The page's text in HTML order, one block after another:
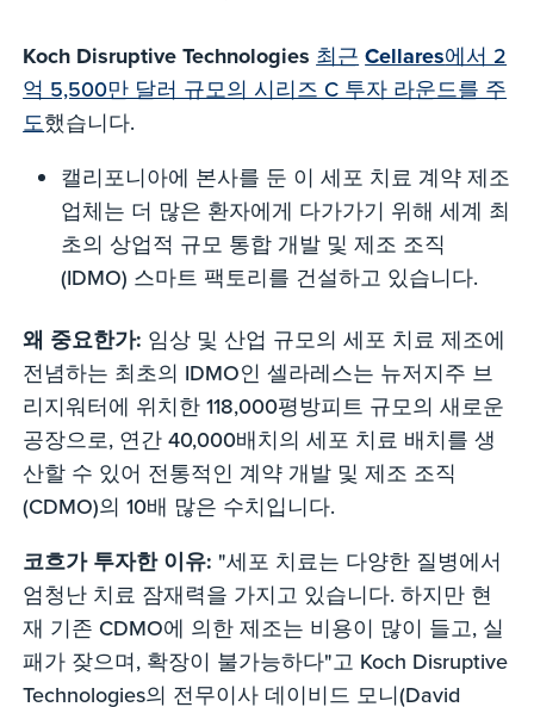
Koch Disruptive Technologies 최근 Cellares에서 2
억 5,500만 달러 규모의 시리즈 C 투자 라운드를 주
도했습니다.
캘리포니아에 본사를 둔 이 세포 치료 계약 제조
업체는 더 많은 환자에게 다가가기 위해 세계 최
초의 상업적 규모 통합 개발 및 제조 조직
(IDMO) 스마트 팩토리를 건설하고 있습니다.
왜 중요한가: 임상 및 산업 규모의 세포 치료 제조에
전념하는 최초의 IDMO인 셀라레스는 뉴저지주 브
리지워터에 위치한 118,000평방피트 규모의 새로운
공장으로, 연간 40,000배치의 세포 치료 배치를 생
산할 수 있어 전통적인 계약 개발 및 제조 조직
(CDMO)의 10배 많은 수치입니다.
코흐가 투자한 이유: "세포 치료는 다양한 질병에서
엄청난 치료 잠재력을 가지고 있습니다. 하지만 현
재 기존 CDMO에 의한 제조는 비용이 많이 들고, 실
패가 잦으며, 확장이 불가능하다"고 Koch Disruptive
Technologies의 전무이사 데이비드 모니(David